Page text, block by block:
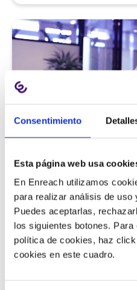
Consentimiento
Esta página web usa
En Enreach utilizamos
para realizar análisis de uso
Puedes aceptarlas,
los siguientes botones.
política de cookies, haz
cookies en este cuadro.
9 métricas de call
la satisfacción del
11/06/2026